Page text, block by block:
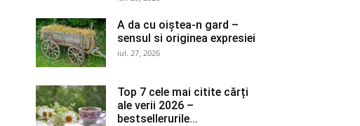
A da cu oiștea-n gard –
sensul si originea expresiei
iul. 27, 2026
Top 7 cele mai citite cărți
ale verii 2026 –
bestsellerurile...